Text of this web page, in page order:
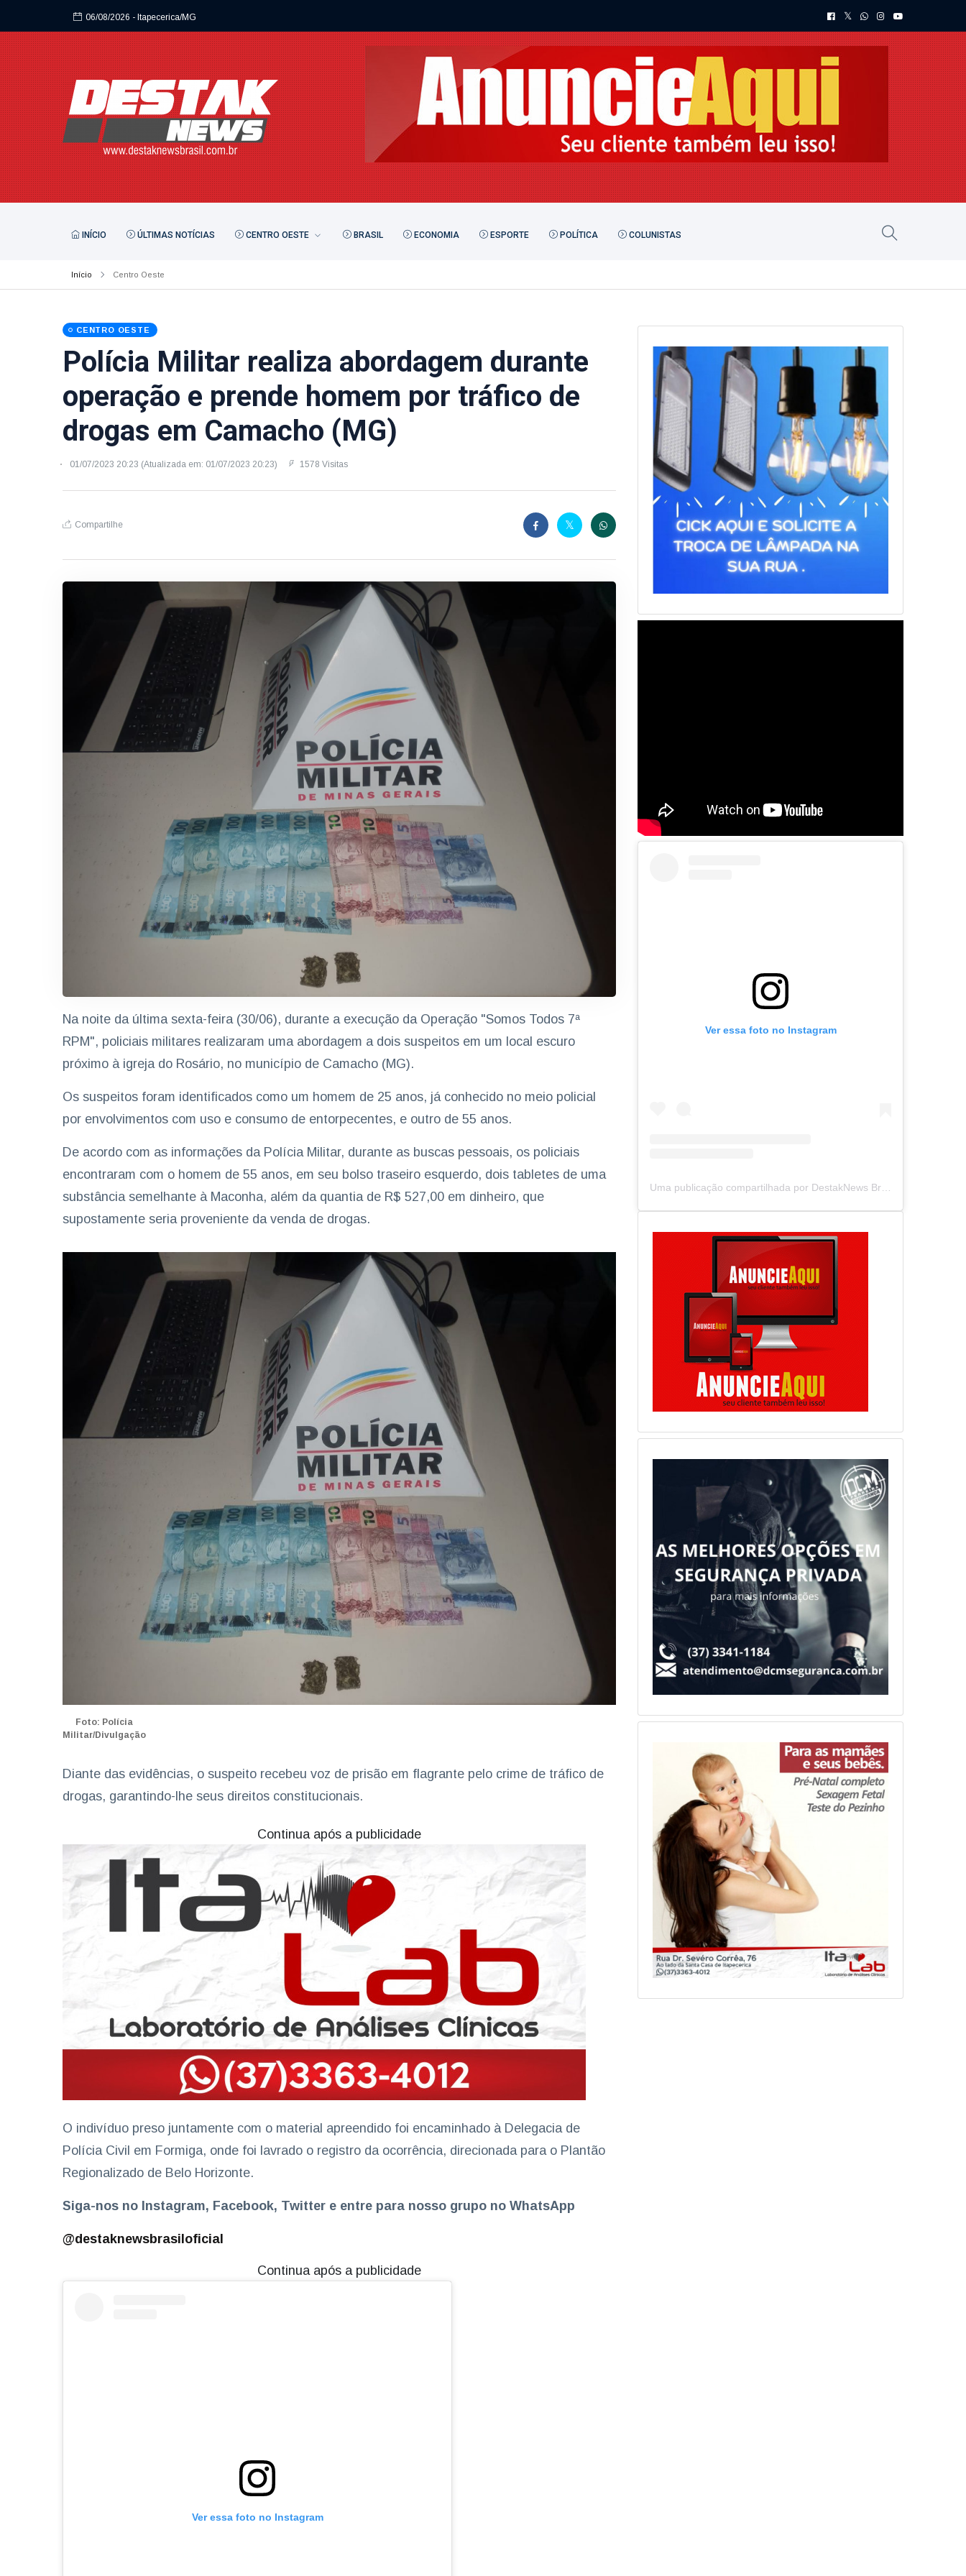
06/08/2026 - Itapecerica/MG
INÍCIO ÚLTIMAS NOTÍCIAS CENTRO OESTE BRASIL ECONOMIA ESPORTE POLÍTICA COLUNISTAS
Início Centro Oeste
CENTRO OESTE
Polícia Militar realiza abordagem durante
operação e prende homem por tráfico de
drogas em Camacho (MG)
01/07/2023 20:23 (Atualizada em: 01/07/2023 20:23) 1578 Visitas
Compartilhe
Na noite da última sexta-feira (30/06), durante a execução da Operação "Somos Todos 7ª
RPM", policiais militares realizaram uma abordagem a dois suspeitos em um local escuro
próximo à igreja do Rosário, no município de Camacho (MG).
Os suspeitos foram identificados como um homem de 25 anos, já conhecido no meio policial
por envolvimentos com uso e consumo de entorpecentes, e outro de 55 anos.
De acordo com as informações da Polícia Militar, durante as buscas pessoais, os policiais
encontraram com o homem de 55 anos, em seu bolso traseiro esquerdo, dois tabletes de uma
substância semelhante à Maconha, além da quantia de R$ 527,00 em dinheiro, que
supostamente seria proveniente da venda de drogas.
Foto: Polícia
Militar/Divulgação
Diante das evidências, o suspeito recebeu voz de prisão em flagrante pelo crime de tráfico de
drogas, garantindo-lhe seus direitos constitucionais.
Continua após a publicidade
O indivíduo preso juntamente com o material apreendido foi encaminhado à Delegacia de
Polícia Civil em Formiga, onde foi lavrado o registro da ocorrência, direcionada para o Plantão
Regionalizado de Belo Horizonte.
Siga-nos no Instagram, Facebook, Twitter e entre para nosso grupo no WhatsApp
@destaknewsbrasiloficial
Continua após a publicidade
Ver essa foto no Instagram
Ver essa foto no Instagram